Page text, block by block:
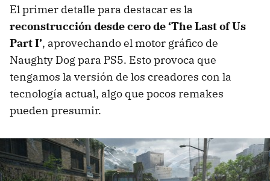
El primer detalle para destacar es la
reconstrucción desde cero de ‘The Last of Us
Part I’, aprovechando el motor gráfico de
Naughty Dog para PS5. Esto provoca que
tengamos la versión de los creadores con la
tecnología actual, algo que pocos remakes
pueden presumir.